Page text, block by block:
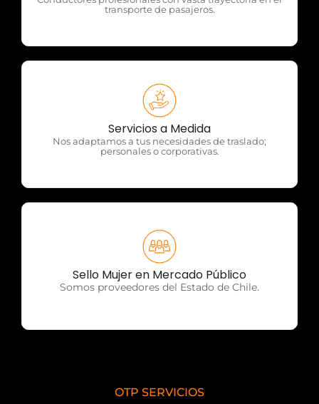
transporte de pasajeros.
Servicios a Medida
Nos adaptamos a tus necesidades de traslado;
personales o corporativas.
OTP Servicios
Sello Mujer en Mercado Público
Somos proveedores del Estado de Chile.
OTP Servicios
OTP SERVICIOS